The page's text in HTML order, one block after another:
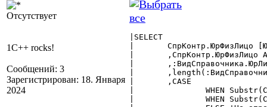
Отсутствует
1C++ rocks!
Сообщений: 3
Зарегистрирован: 18. Января
2024
|SELECT